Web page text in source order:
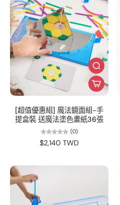
[超值優惠組] 魔法鏡面組-手
提盒裝 送魔法塗色畫紙36張
(0)
$2,140 TWD